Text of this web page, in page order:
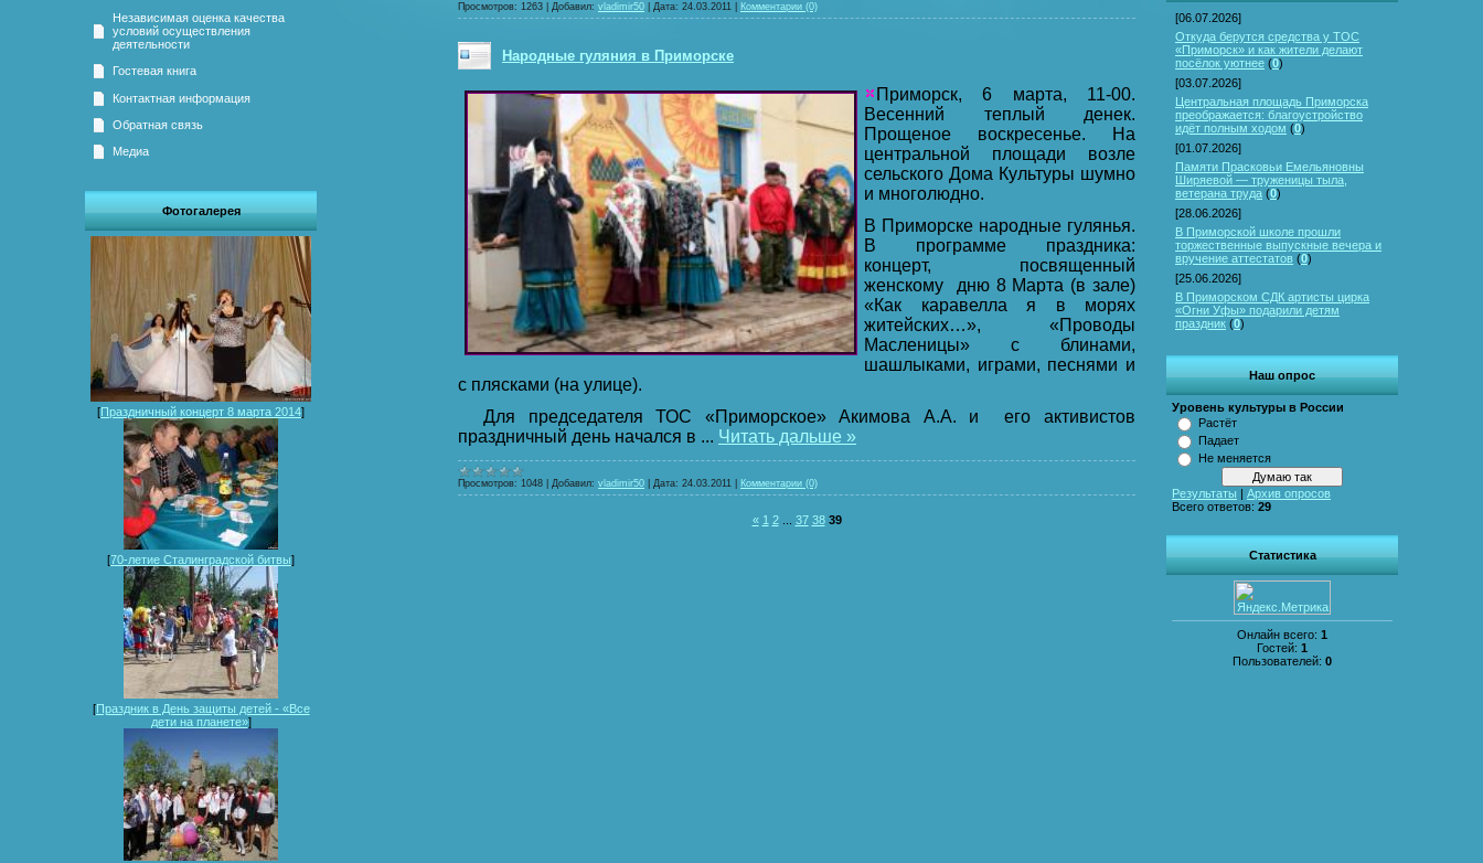
[06.07.2026]
Откуда берутся средства у ТОС
«Приморск» и как жители делают
посёлок уютнее (0)
[03.07.2026]
Центральная площадь Приморска
преображается: благоустройство
идёт полным ходом (0)
[01.07.2026]
Памяти Прасковьи Емельяновны
Ширяевой — труженицы тыла,
ветерана труда (0)
[28.06.2026]
В Приморской школе прошли
торжественные выпускные вечера и
вручение аттестатов (0)
[25.06.2026]
В Приморском СДК артисты цирка
«Огни Уфы» подарили детям
праздник (0)
Наш опрос
Уровень культуры в России
Растёт
Падает
Не меняется
Результаты | Архив опросов
Всего ответов: 29
Статистика
Онлайн всего: 1
Гостей: 1
Пользователей: 0
Независимая оценка качества
условий осуществления
деятельности
Гостевая книга
Контактная информация
Обратная связь
Медиа
Фотогалерея
[Праздничный концерт 8 марта 2014]
[70-летие Сталинградской битвы]
[Праздник в День защиты детей - «Все
дети на планете»]
Просмотров: 1263 Добавил: vladimir50 Дата: 24.03.2011 Комментарии (0)
Народные гуляния в Приморске
Приморск, 6 марта, 11-00.
Весенний теплый денек.
Прощеное воскресенье. На
центральной площади возле
сельского Дома Культуры шумно
и многолюдно.
В Приморске народные гулянья.
В программе праздника:
концерт, посвященный
женскому дню 8 Марта (в зале)
«Как каравелла я в морях
житейских…», «Проводы
Масленицы» с блинами,
шашлыками, играми, песнями и
с плясками (на улице).
Для председателя ТОС «Приморское» Акимова А.А. и его активистов
праздничный день начался в ... Читать дальше »
Просмотров: 1048 Добавил: vladimir50 Дата: 24.03.2011 Комментарии (0)
« 1 2 37 38 39